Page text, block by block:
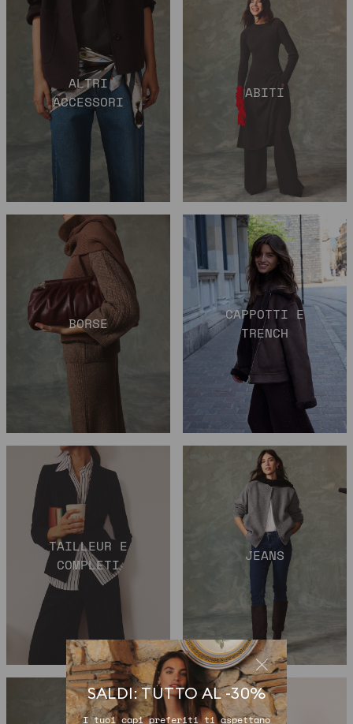
ALTRI
ACCESSORI
ABITI
BORSE
CAPPOTTI E
TRENCH
TAILLEUR E
COMPLETI
JEANS
SALDI: TUTTO AL -30%
I tuoi capi preferiti ti aspettano